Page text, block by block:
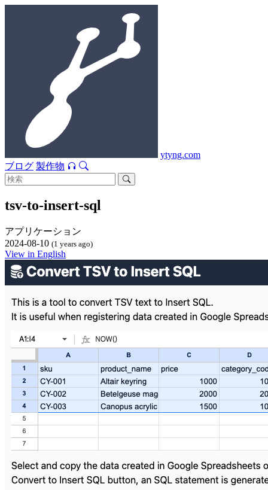
ytyng.com
ブログ 製作物
tsv-to-insert-sql
アプリケーション
2024-08-10 (1 years ago)
View in English